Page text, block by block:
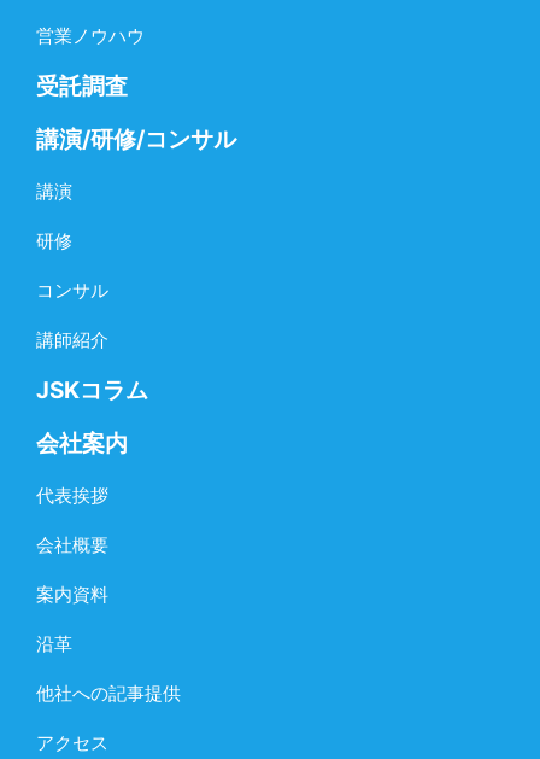
営業ノウハウ
受託調査
講演/研修/コンサル
講演
研修
コンサル
講師紹介
JSKコラム
会社案内
代表挨拶
会社概要
案内資料
沿革
他社への記事提供
アクセス